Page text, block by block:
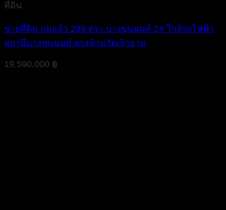
ที่ดิน
ขายที่ดิน ถมแล้ว 239 ตรว.บางขุนนนท์ 24 ใกล้รถไฟฟ้า
สถานีบางขุนนนท์ ตรงข้ามวัดเจ้าอาม
19,590,000 ฿